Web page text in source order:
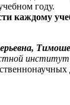
году.
каждому
институт